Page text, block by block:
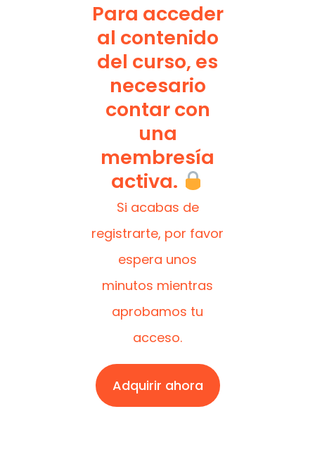
Para acceder
al contenido
del curso, es
necesario
contar con
una
membresía
activa.
Si acabas de
registrarte, por favor
espera unos
minutos mientras
aprobamos tu
acceso.
Adquirir ahora